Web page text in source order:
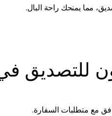
مما يمنحك راحة البال.
للتصديق
مع متطلبات السفارة.